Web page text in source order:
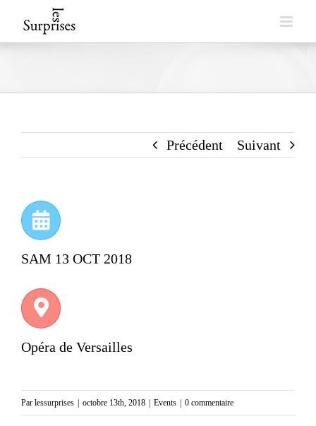
to
Précédent Suivant
SAM 13 OCT 2018
Opéra de Versailles
Par lessurprises | octobre 13th, 2018 | Events | 0 commentaire